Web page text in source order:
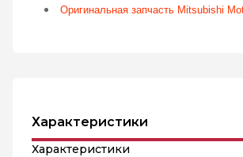
Оригинальная запчасть Mitsubishi
Характеристики
Характеристики